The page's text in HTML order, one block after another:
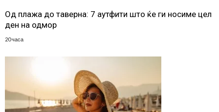
Од плажа до таверна: 7 аутфити што ќе ги носиме цел
ден на одмор
20 часа